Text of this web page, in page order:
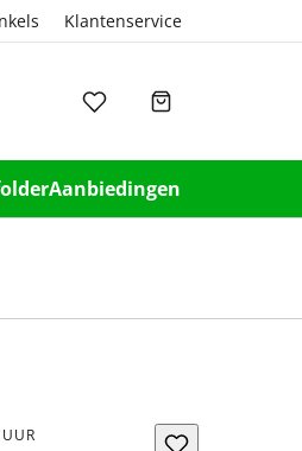
Klantenservice
Aanbiedingen